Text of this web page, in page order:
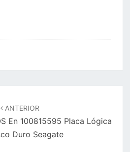
ANTERIOR
En 100815595 Placa Lógica
Duro Seagate